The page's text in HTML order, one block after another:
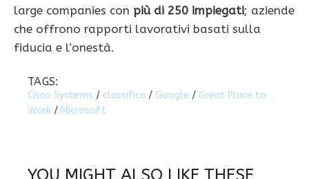
large companies con più di 250 impiegati; aziende
che offrono rapporti lavorativi basati sulla
fiducia e l’onestà.
TAGS:
Cisco Systems / classifica / Google / Great Place to
Work / Microsoft
YOU MIGHT ALSO LIKE THESE